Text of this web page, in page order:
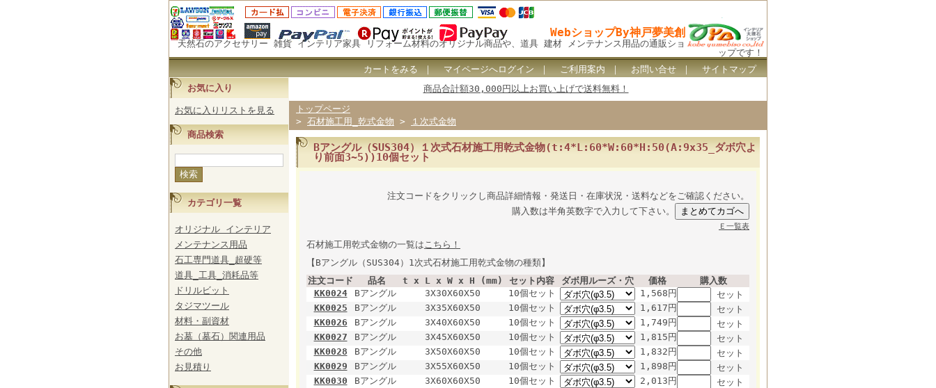
WebショップBy神戸夢美創
天然石のアクセサリー 雑貨 インテリア家具 リフォーム材料のオリジナル商品や、道具 建材 メンテナンス用品の通販ショ
ップです！
カートをみる｜ マイページへログイン｜ ご利用案内｜ お問い合せ｜ サイトマップ
お気に入り
お気に入りリストを見る
商品検索
カテゴリ一覧
オリジナル インテリア
メンテナンス用品
石工専門道具_超硬等
道具_工具_消耗品等
ドリルビット
タジマツール
材料・副資材
お墓（墓石）関連用品
その他
お見積り
商品合計額30,000円以上お買い上げで送料無料！
トップページ
> 石材施工用_乾式金物 > １次式金物
Bアングル（SUS304）１次式石材施工用乾式金物(t:4*L:60*W:60*H:50(A:9x35_ダボ穴よ
り前面3~5))10個セット
注文コードをクリックし商品詳細情報・発送日・在庫状況・送料などをご確認ください。
購入数は半角英数字で入力して下さい。
Ｅ一覧表
石材施工用乾式金物の一覧はこちら！
【Bアングル（SUS304）1次式石材施工用乾式金物の種類】
注文コード
品名 t x L x W x H (mm) セット内容 ダボ用ルーズ・穴 価格
購入数
KK0024
Bアングル 3X30X60X50 10個セット 1,568円
セット
KK0025
Bアングル 3X35X60X50 10個セット 1,617円
セット
KK0026
Bアングル 3X40X60X50 10個セット 1,749円
セット
KK0027
Bアングル 3X45X60X50 10個セット 1,815円
セット
KK0028
Bアングル 3X50X60X50 10個セット 1,832円
セット
KK0029
Bアングル 3X55X60X50 10個セット 1,898円
セット
KK0030
Bアングル 3X60X60X50 10個セット 2,013円
セット